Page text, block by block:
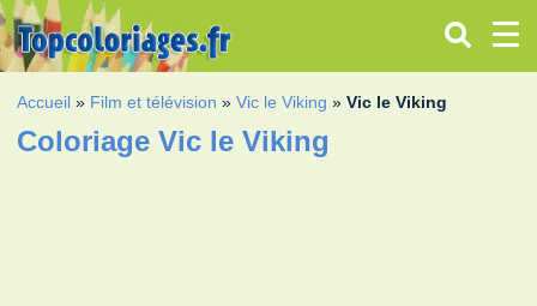
Accueil » Film et télévision »Vic le Viking »Vic le Viking
Coloriage Vic le Viking